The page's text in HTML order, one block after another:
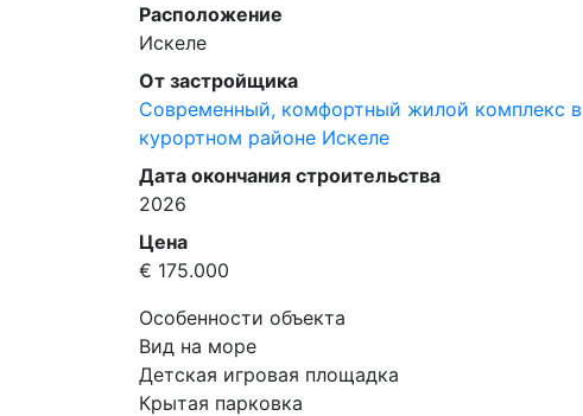
Расположение
Искеле
От застройщика
Современный, комфортный жилой комплекс в
курортном районе Искеле
Дата окончания строительства
2026
Цена
€ 175.000
Особенности объекта
Вид на море
Детская игровая площадка
Крытая парковка